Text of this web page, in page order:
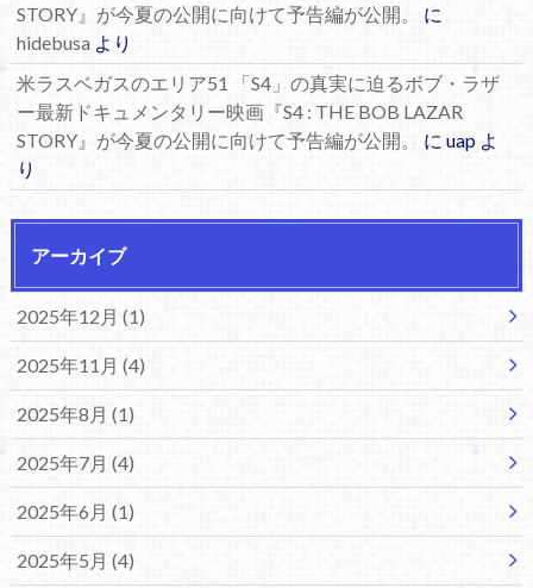
STORY』が今夏の公開に向けて予告編が公開。
に
hidebusaより
米ラスベガスのエリア51 「S4」の真実に迫るボブ・ラザ
ー最新ドキュメンタリー映画『S4 : THE BOB LAZAR
STORY』が今夏の公開に向けて予告編が公開。
に uapよ
り
アーカイブ
2025年12月 (1)
2025年11月 (4)
2025年8月 (1)
2025年7月 (4)
2025年6月 (1)
2025年5月 (4)